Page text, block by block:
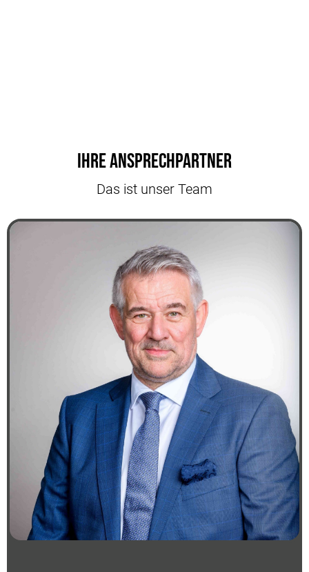
Ihre Ansprechpartner
Das ist unser Team